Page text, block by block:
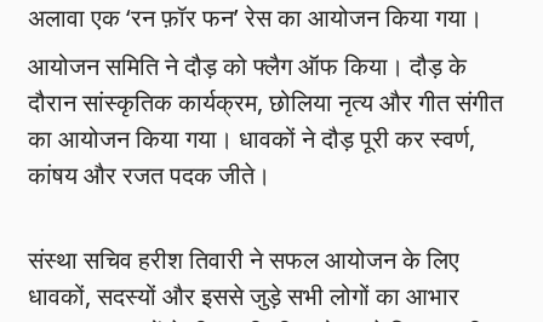
अलावा एक ‘रन फ़ॉर फन’ रेस का आयोजन किया गया।
आयोजन समिति ने दौड़ को फ्लैग ऑफ किया। दौड़ के
दौरान सांस्कृतिक कार्यक्रम, छोलिया नृत्य और गीत संगीत
का आयोजन किया गया। धावकों ने दौड़ पूरी कर स्वर्ण,
कांषय और रजत पदक जीते।
संस्था सचिव हरीश तिवारी ने सफल आयोजन के लिए
धावकों, सदस्यों और इससे जुड़े सभी लोगों का आभार